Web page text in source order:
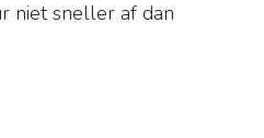
niet sneller af dan